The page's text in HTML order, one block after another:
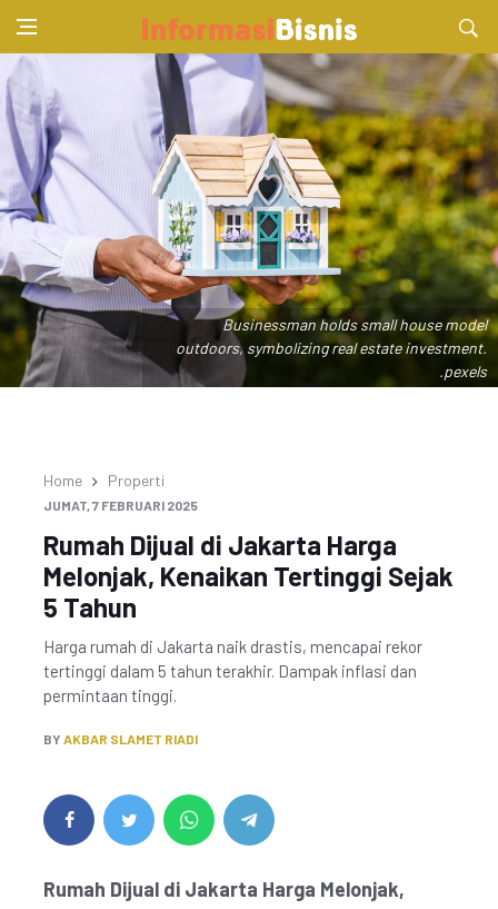
Businessman holds small house model
outdoors, symbolizing real estate investment.
.pexels
Home Properti
JUMAT, 7 FEBRUARI 2025
Rumah Dijual di Jakarta Harga
Melonjak, Kenaikan Tertinggi Sejak
5 Tahun
Harga rumah di Jakarta naik drastis, mencapai rekor
tertinggi dalam 5 tahun terakhir. Dampak inflasi dan
permintaan tinggi.
BY AKBAR SLAMET RIADI
Rumah Dijual di Jakarta Harga Melonjak,